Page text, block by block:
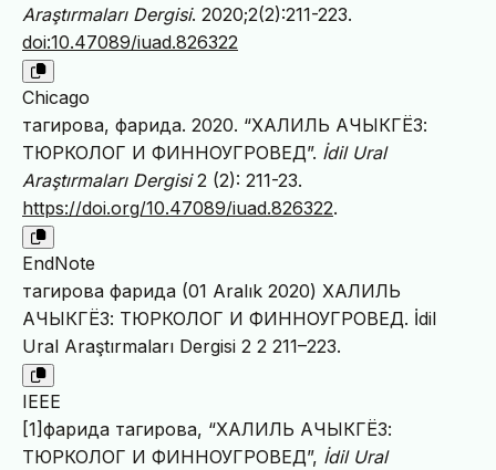
Araştırmaları Dergisi. 2020;2(2):211-223.
doi:10.47089/iuad.826322
Chicago
тагирова, фарида. 2020. “ХАЛИЛЬ АЧЫКГЁЗ:
ТЮРКОЛОГ И ФИННОУГРОВЕД”. İdil Ural
Araştırmaları Dergisi2 (2): 211-23.
https://doi.org/10.47089/iuad.826322.
EndNote
тагирова фарида (01 Aralık 2020) ХАЛИЛЬ
АЧЫКГЁЗ: ТЮРКОЛОГ И ФИННОУГРОВЕД. İdil
Ural Araştırmaları Dergisi 2 2 211–223.
IEEE
[1]фарида тагирова, “ХАЛИЛЬ АЧЫКГЁЗ:
ТЮРКОЛОГ И ФИННОУГРОВЕД”, İdil Ural